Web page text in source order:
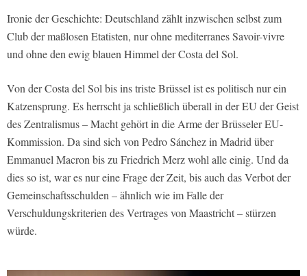
Ironie der Geschichte: Deutschland zählt inzwischen selbst zum
Club der maßlosen Etatisten, nur ohne mediterranes Savoir-vivre
und ohne den ewig blauen Himmel der Costa del Sol.
Von der Costa del Sol bis ins triste Brüssel ist es politisch nur ein
Katzensprung. Es herrscht ja schließlich überall in der EU der Geist
des Zentralismus – Macht gehört in die Arme der Brüsseler EU-
Kommission. Da sind sich von Pedro Sánchez in Madrid über
Emmanuel Macron bis zu Friedrich Merz wohl alle einig. Und da
dies so ist, war es nur eine Frage der Zeit, bis auch das Verbot der
Gemeinschaftsschulden – ähnlich wie im Falle der
Verschuldungskriterien des Vertrages von Maastricht – stürzen
würde.